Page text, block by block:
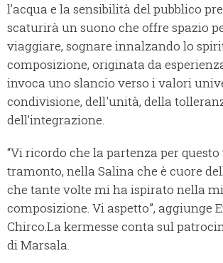
l’acqua e la sensibilità del pubblico
scaturirà un suono che offre spazio
viaggiare, sognare innalzando lo
composizione, originata da
invoca uno slancio verso i valori
condivisione, dell'unità, della
dell’integrazione.
“Vi ricordo che la partenza per
tramonto, nella Salina che è cuore
che tante volte mi ha ispirato nella
composizione. Vi aspetto”, aggiunge
Chirco.La kermesse conta sul
di Marsala.